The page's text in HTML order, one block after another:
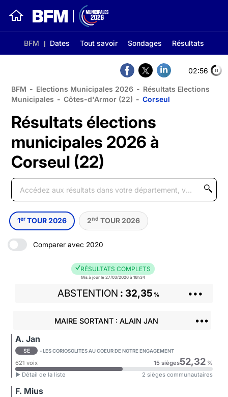
BFM Dates Tout savoir Sondages Résultats
02:56
BFM - Elections Municipales 2026 - Résultats Elections
Municipales - Côtes-d'Armor (22) - Corseul
Résultats élections
municipales 2026 à
Corseul (22)
1er TOUR 2026 2nd TOUR 2026
Comparer avec 2020
RÉSULTATS COMPLETS
Mis à jour le 27/03/2026 à 16h34
ABSTENTION 32,35 % •••
MAIRE SORTANT : ALAIN JAN •••
A. Jan
SE - LES CORIOSOLITES AU COEUR DE NOTRE ENGAGEMENT
621 voix 15 sièges52,32%
► Détail de la liste
2 sièges communautaires
F. Mius